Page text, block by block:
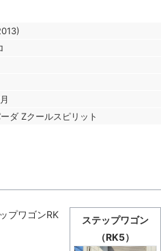
ダ Zクールスピリット
プワゴンRK
ステップワゴン
（RK5）